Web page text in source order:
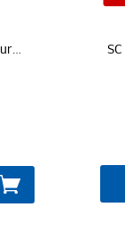
Sportsocken 2er-Set "Hamburger SV"